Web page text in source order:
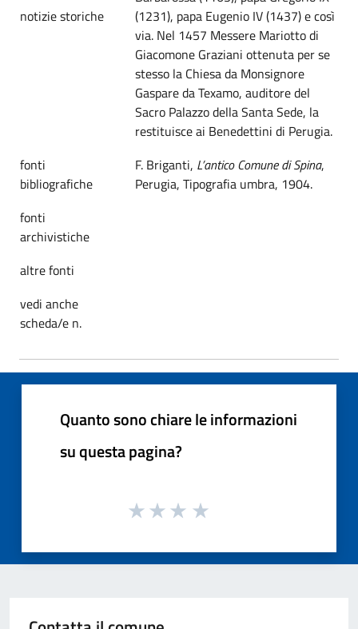
notizie storiche
(1231), papa Eugenio IV (1437) e così
via. Nel 1457 Messere Mariotto di
Giacomone Graziani ottenuta per se
stesso la Chiesa da Monsignore
Gaspare da Texamo, auditore del
Sacro Palazzo della Santa Sede, la
restituisce ai Benedettini di Perugia.
fonti
bibliografiche
F. Briganti, L’antico Comune di Spina,
Perugia, Tipografia umbra, 1904.
fonti
archivistiche
altre fonti
vedi anche
scheda/e n.
Quanto sono chiare le informazioni
su questa pagina?